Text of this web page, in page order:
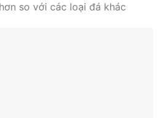
so với các loại đá khác